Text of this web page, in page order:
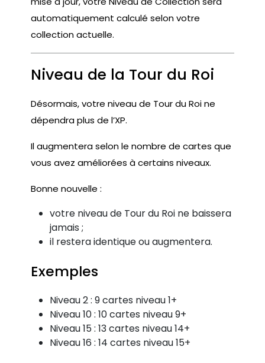
automatiquement calculé selon votre
collection actuelle.
Niveau de la Tour du Roi
Désormais, votre niveau de Tour du Roi ne
dépendra plus de l’XP.
Il augmentera selon le nombre de cartes que
vous avez améliorées à certains niveaux.
Bonne nouvelle :
votre niveau de Tour du Roi ne baissera
jamais ;
il restera identique ou augmentera.
Exemples
Niveau 2 : 9 cartes niveau 1+
Niveau 10 : 10 cartes niveau 9+
Niveau 15 : 13 cartes niveau 14+
Niveau 16 : 14 cartes niveau 15+